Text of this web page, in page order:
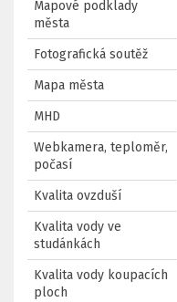
Mapové podklady
města
Fotografická soutěž
Mapa města
MHD
Webkamera, teploměr,
počasí
Kvalita ovzduší
Kvalita vody ve
studánkách
Kvalita vody koupacích
ploch